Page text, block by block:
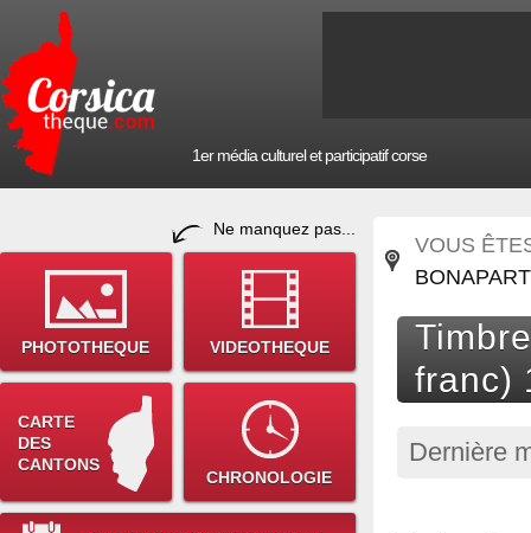
1er média culturel et participatif corse
Ne manquez pas...
PHOTOTHEQUE VIDEOTHEQUE
CARTE
DES
CANTONS
CHRONOLOGIE
VOUS
franc)
Dernière